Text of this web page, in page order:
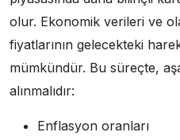
olur. Ekonomik verileri ve
fiyatlarının gelecekteki
mümkündür. Bu süreçte,
alınmalıdır:
Enflasyon oranları